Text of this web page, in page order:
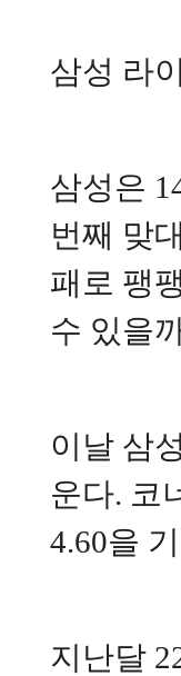
삼성 라
삼성은
번째 맞
패로 팽
수 있을
이날 삼
운다. 코
4.60을
지난달